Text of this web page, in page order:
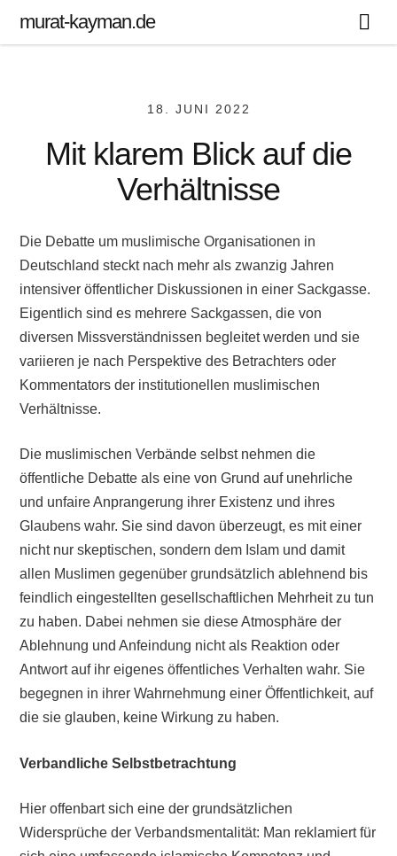
murat-kayman.de
18. JUNI 2022
Mit klarem Blick auf die
Verhältnisse
Die Debatte um muslimische Organisationen in
Deutschland steckt nach mehr als zwanzig Jahren
intensiver öffentlicher Diskussionen in einer Sackgasse.
Eigentlich sind es mehrere Sackgassen, die von
diversen Missverständnissen begleitet werden und sie
variieren je nach Perspektive des Betrachters oder
Kommentators der institutionellen muslimischen
Verhältnisse.
Die muslimischen Verbände selbst nehmen die
öffentliche Debatte als eine von Grund auf unehrliche
und unfaire Anprangerung ihrer Existenz und ihres
Glaubens wahr. Sie sind davon überzeugt, es mit einer
nicht nur skeptischen, sondern dem Islam und damit
allen Muslimen gegenüber grundsätzlich ablehnend bis
feindlich eingestellten gesellschaftlichen Mehrheit zu tun
zu haben. Dabei nehmen sie diese Atmosphäre der
Ablehnung und Anfeindung nicht als Reaktion oder
Antwort auf ihr eigenes öffentliches Verhalten wahr. Sie
begegnen in ihrer Wahrnehmung einer Öffentlichkeit, auf
die sie glauben, keine Wirkung zu haben.
Verbandliche Selbstbetrachtung
Hier offenbart sich eine der grundsätzlichen
Widersprüche der Verbandsmentalität: Man reklamiert für